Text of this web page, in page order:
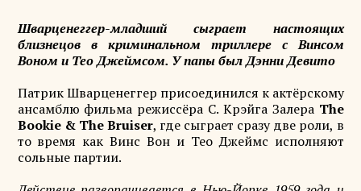
Шварценеггер-младший сыграет настоящих
близнецов в криминальном триллере с Винсом
Воном и Тео Джеймсом. У папы был Дэнни Девито
Патрик Шварценеггер присоединился к актёрскому
ансамблю фильма режиссёра С. Крэйга Залера The
Bookie & The Bruiser, где сыграет сразу две роли, в
то время как Винс Вон и Тео Джеймс исполняют
сольные партии.